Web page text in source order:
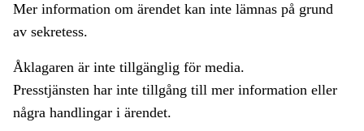
Mer information om ärendet kan inte lämnas på grund
av sekretess.
Åklagaren är inte tillgänglig för media.
Presstjänsten har inte tillgång till mer information eller
några handlingar i ärendet.